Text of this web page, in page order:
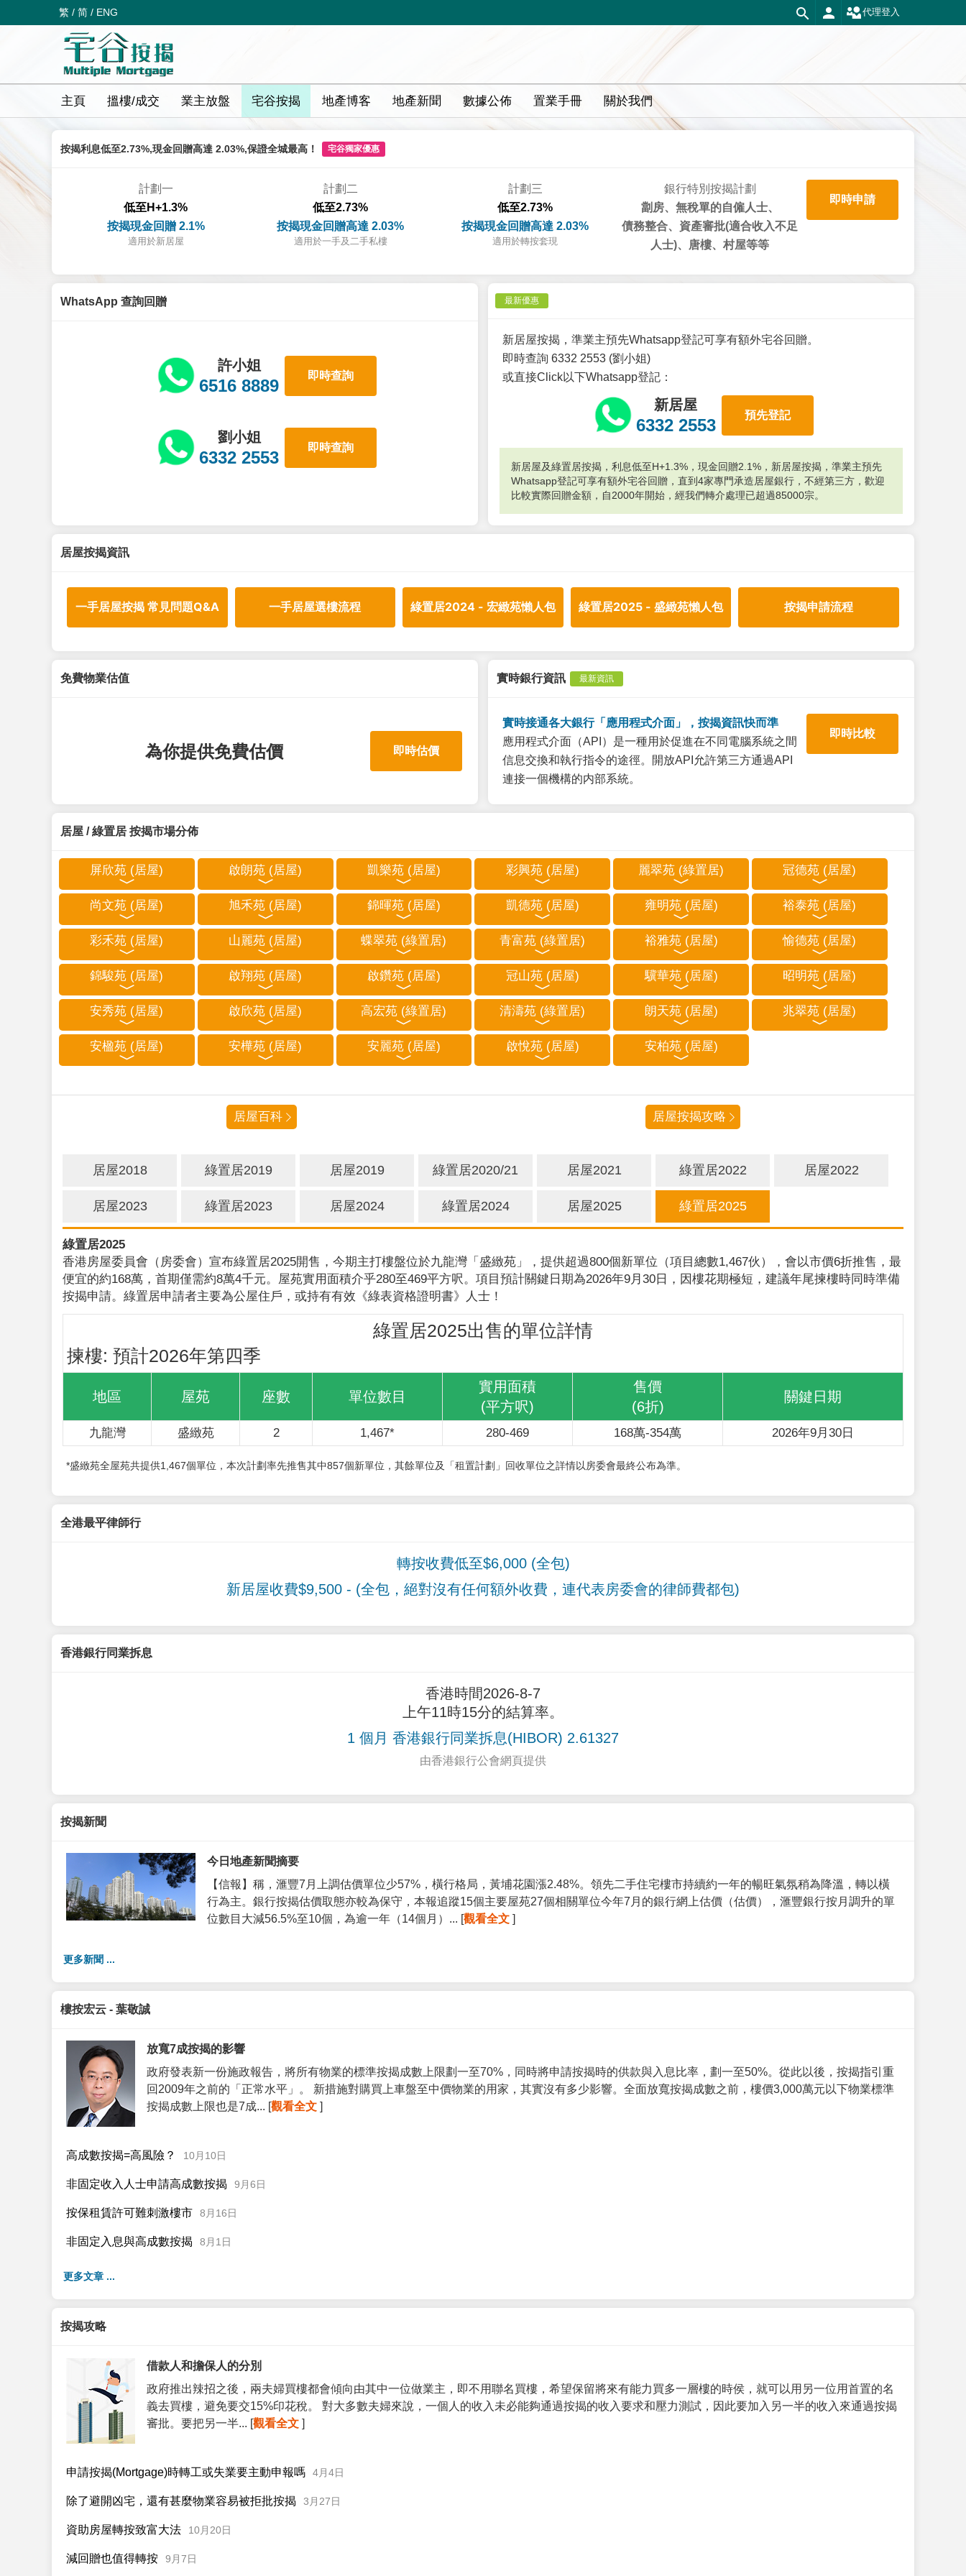
繁 / 简 / ENG 代理登入
主頁 搵樓/成交 業主放盤 宅谷按揭 地產博客 地產新聞 數據公佈 置業手冊 關於我們
按揭利息低至2.73%,現金回贈高達 2.03%,保證全城最高！ 宅谷獨家優惠
計劃一
低至H+1.3%
按揭現金回贈 2.1%
適用於新居屋
計劃二
低至2.73%
按揭現金回贈高達 2.03%
適用於一手及二手私樓
計劃三
低至2.73%
按揭現金回贈高達 2.03%
適用於轉按套現
銀行特別按揭計劃
劏房、無稅單的自僱人士、
債務整合、資產審批(適合收入不足
人士)、唐樓、村屋等等
即時申請
WhatsApp 查詢回贈
許小姐
6516 8889
即時查詢
劉小姐
6332 2553
即時查詢
最新優惠
新居屋按揭，準業主預先Whatsapp登記可享有額外宅谷回贈。
即時查詢 6332 2553 (劉小姐)
或直接Click以下Whatsapp登記：
新居屋
6332 2553
預先登記
新居屋及綠置居按揭，利息低至H+1.3%，現金回贈2.1%，新居屋按揭，準業主預先
Whatsapp登記可享有額外宅谷回贈，直到4家專門承造居屋銀行，不經第三方，歡迎
比較實際回贈金額，自2000年開始，經我們轉介處理已超過85000宗。
居屋按揭資訊
一手居屋按揭 常見問題Q&A 一手居屋選樓流程 綠置居2024 - 宏緻苑懶人包 綠置居2025 - 盛緻苑懶人包 按揭申請流程
免費物業估值
為你提供免費估價 即時估價
實時銀行資訊 最新資訊
實時接通各大銀行「應用程式介面」，按揭資訊快而準
應用程式介面（API）是一種用於促進在不同電腦系統之間
信息交換和執行指令的途徑。開放API允許第三方通過API
連接一個機構的内部系統。
即時比較
居屋 / 綠置居 按揭市場分佈
屏欣苑 (居屋) 啟朗苑 (居屋) 凱樂苑 (居屋) 彩興苑 (居屋) 麗翠苑 (綠置居) 冠德苑 (居屋)
尚文苑 (居屋) 旭禾苑 (居屋) 錦暉苑 (居屋) 凱德苑 (居屋) 雍明苑 (居屋) 裕泰苑 (居屋)
彩禾苑 (居屋) 山麗苑 (居屋) 蝶翠苑 (綠置居) 青富苑 (綠置居) 裕雅苑 (居屋) 愉德苑 (居屋)
錦駿苑 (居屋) 啟翔苑 (居屋) 啟鑽苑 (居屋) 冠山苑 (居屋) 驥華苑 (居屋) 昭明苑 (居屋)
安秀苑 (居屋) 啟欣苑 (居屋) 高宏苑 (綠置居) 清濤苑 (綠置居) 朗天苑 (居屋) 兆翠苑 (居屋)
安楹苑 (居屋) 安樺苑 (居屋) 安麗苑 (居屋) 啟悅苑 (居屋) 安柏苑 (居屋)
居屋百科 居屋按揭攻略
居屋2018 綠置居2019 居屋2019 綠置居2020/21 居屋2021 綠置居2022 居屋2022
居屋2023 綠置居2023 居屋2024 綠置居2024 居屋2025 綠置居2025
綠置居2025
香港房屋委員會（房委會）宣布綠置居2025開售，今期主打樓盤位於九龍灣「盛緻苑」，提供超過800個新單位（項目總數1,467伙），會以市價6折推售，最
便宜的約168萬，首期僅需約8萬4千元。屋苑實用面積介乎280至469平方呎。項目預計關鍵日期為2026年9月30日，因樓花期極短，建議年尾揀樓時同時準備
按揭申請。綠置居申請者主要為公屋住戶，或持有有效《綠表資格證明書》人士！
綠置居2025出售的單位詳情
揀樓: 預計2026年第四季
地區 屋苑 座數 單位數目
實用面積
(平方呎)
售價
(6折)
關鍵日期
九龍灣 盛緻苑 2 1,467* 280-469 168萬-354萬 2026年9月30日
*盛緻苑全屋苑共提供1,467個單位，本次計劃率先推售其中857個新單位，其餘單位及「租置計劃」回收單位之詳情以房委會最終公布為準。
全港最平律師行
轉按收費低至$6,000 (全包)
新居屋收費$9,500 - (全包，絕對沒有任何額外收費，連代表房委會的律師費都包)
香港銀行同業拆息
香港時間2026-8-7
上午11時15分的結算率。
1 個月 香港銀行同業拆息(HIBOR) 2.61327
由香港銀行公會網頁提供
按揭新聞
今日地產新聞摘要
【信報】稱，滙豐7月上調估價單位少57%，橫行格局，黃埔花園漲2.48%。領先二手住宅樓市持續約一年的暢旺氣氛稍為降溫，轉以橫
行為主。銀行按揭估價取態亦較為保守，本報追蹤15個主要屋苑27個相關單位今年7月的銀行網上估價（估價），滙豐銀行按月調升的單
位數目大減56.5%至10個，為逾一年（14個月）... [觀看全文 ]
更多新聞 ...
樓按宏云 - 葉敬誠
放寬7成按揭的影響
政府發表新一份施政報告，將所有物業的標準按揭成數上限劃一至70%，同時將申請按揭時的供款與入息比率，劃一至50%。從此以後，按揭指引重
回2009年之前的「正常水平」。 新措施對購買上車盤至中價物業的用家，其實沒有多少影響。全面放寬按揭成數之前，樓價3,000萬元以下物業標準
按揭成數上限也是7成... [觀看全文 ]
高成數按揭=高風險？ 10月10日
非固定收入人士申請高成數按揭 9月6日
按保租賃許可難刺激樓市 8月16日
非固定入息與高成數按揭 8月1日
更多文章 ...
按揭攻略
借款人和擔保人的分別
政府推出辣招之後，兩夫婦買樓都會傾向由其中一位做業主，即不用聯名買樓，希望保留將來有能力買多一層樓的時侯，就可以用另一位用首置的名
義去買樓，避免要交15%印花稅。 對大多數夫婦來說，一個人的收入未必能夠通過按揭的收入要求和壓力測試，因此要加入另一半的收入來通過按揭
審批。要把另一半... [觀看全文 ]
申請按揭(Mortgage)時轉工或失業要主動申報嗎 4月4日
除了避開凶宅，還有甚麼物業容易被拒批按揭 3月27日
資助房屋轉按致富大法 10月20日
減回贈也值得轉按 9月7日